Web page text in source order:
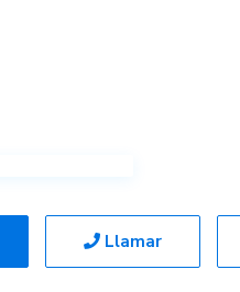
Llamar